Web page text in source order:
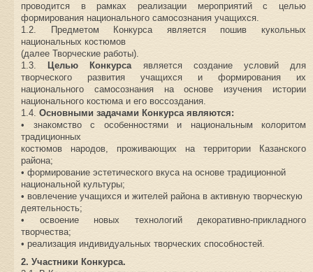
проводится в рамках реализации мероприятий с целью
формирования национального самосознания учащихся.
1.2. Предметом Конкурса является пошив кукольных
национальных костюмов
(далее Творческие работы).
1.3.
Целью Конкурсаявляется создание условий для
творческого развития учащихся и формирования их
национального самосознания на основе изучения истории
национального костюма и его воссоздания.
1.4. Основными задачами Конкурса являются:
• знакомство с особенностями и национальным колоритом
традиционных
костюмов народов, проживающих на территории Казанского
района;
• формирование эстетического вкуса на основе традиционной
национальной культуры;
• вовлечение учащихся и жителей района в активную творческую
деятельность;
• освоение новых технологий декоративно-прикладного
творчества;
• реализация индивидуальных творческих способностей.
2. Участники Конкурса.